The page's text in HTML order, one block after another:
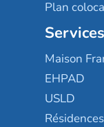
Plan
Maison
EHPAD
USLD